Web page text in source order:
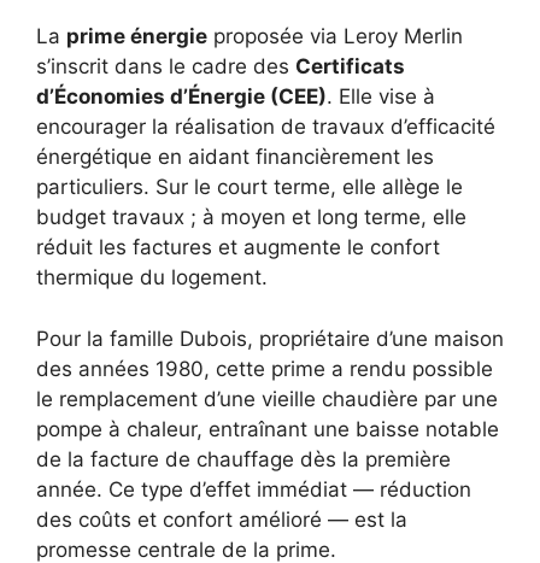
La prime énergie proposée via Leroy Merlin
s’inscrit dans le cadre des Certificats
d’Économies d’Énergie (CEE). Elle vise à
encourager la réalisation de travaux d’efficacité
énergétique en aidant financièrement les
particuliers. Sur le court terme, elle allège le
budget travaux ; à moyen et long terme, elle
réduit les factures et augmente le confort
thermique du logement.
Pour la famille Dubois, propriétaire d’une maison
des années 1980, cette prime a rendu possible
le remplacement d’une vieille chaudière par une
pompe à chaleur, entraînant une baisse notable
de la facture de chauffage dès la première
année. Ce type d’effet immédiat — réduction
des coûts et confort amélioré — est la
promesse centrale de la prime.